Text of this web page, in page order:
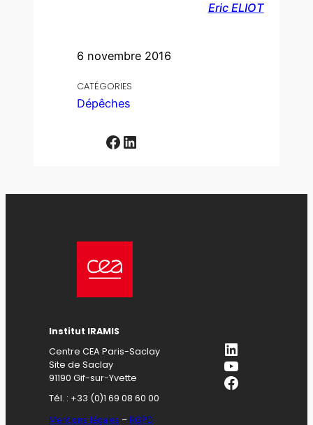
6 novembre 2016
CATÉGORIES
Dépêches
Facebook LinkedIn
Eric ELIOT
Institut IRAMIS
Centre CEA Paris-Saclay
Site de Saclay
91190 Gif-sur-Yvette
Tél. : +33 (0)1 69 08 60 00
Mentions légales – RGPD
LinkedIn
YouTube
Facebook